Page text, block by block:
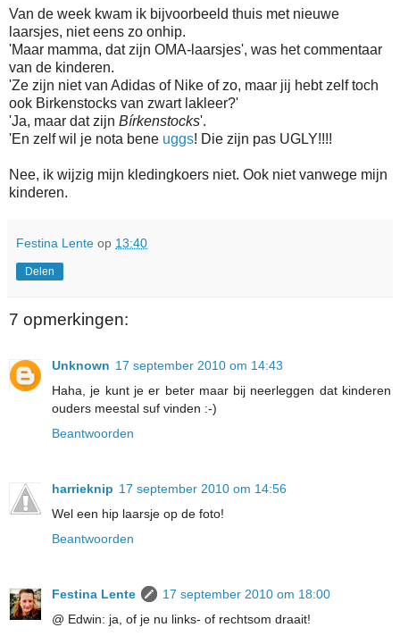
Van de week kwam ik bijvoorbeeld thuis met nieuwe
laarsjes, niet eens zo onhip.
'Maar mamma, dat zijn OMA-laarsjes', was het commentaar
van de kinderen.
'Ze zijn niet van Adidas of Nike of zo, maar jij hebt zelf toch
ook Birkenstocks van zwart lakleer?'
'Ja, maar dat zijn Bírkenstocks'.
'En zelf wil je nota bene uggs! Die zijn pas UGLY!!!!
Nee, ik wijzig mijn kledingkoers niet. Ook niet vanwege mijn
kinderen.
Festina Lente op 13:40
Delen
7 opmerkingen:
Unknown 17 september 2010 om 14:43
Haha, je kunt je er beter maar bij neerleggen dat kinderen
ouders meestal suf vinden :-)
Beantwoorden
harrieknip 17 september 2010 om 14:56
Wel een hip laarsje op de foto!
Beantwoorden
Festina Lente
17 september 2010 om 18:00
@ Edwin: ja, of je nu links- of rechtsom draait!